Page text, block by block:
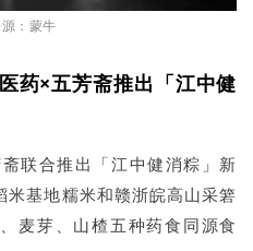
：蒙牛
药×五芳斋推出「江中健
联合推出「江中健消粽」新
基地糯米和赣浙皖高山采箬
麦芽、山楂五种药食同源食